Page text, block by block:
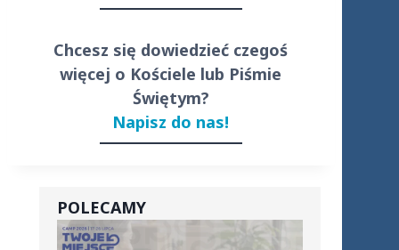
Chcesz się dowiedzieć czegoś
więcej o Kościele lub Piśmie
Świętym?
Napisz do nas!
POLECAMY